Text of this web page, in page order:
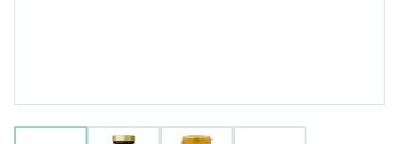
View larger imageView larger imageView larger image